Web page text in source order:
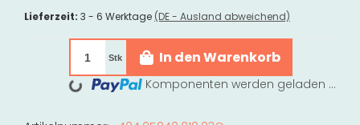
Lieferzeit: 3 - 6 Werktage (DE - Ausland abweichend)
Stk In den Warenkorb
Loading... Komponenten werden geladen ...